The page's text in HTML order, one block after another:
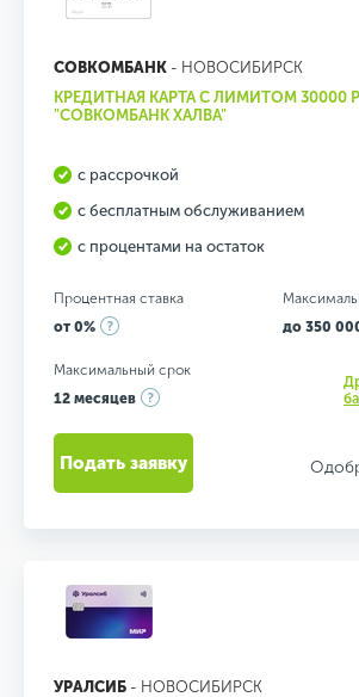
СОВКОМБАНК - НОВОСИБИРСК
КРЕДИТНАЯ КАРТА С ЛИМИТОМ 30000
"СОВКОМБАНК ХАЛВА"
с рассрочкой
с бесплатным обслуживанием
с процентами на остаток
Процентная ставка
от 0%
до 350
Максимальный срок
12 месяцев
Подать заявку
УРАЛСИБ - НОВОСИБИРСК